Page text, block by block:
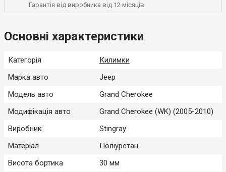
Гарантія від виробника від 12 місяців
Основні характеристики
Категорія
Килимки
Марка авто
Jeep
Модель авто
Grand Cherokee
Модифікація авто
Grand Cherokee (WK) (2005-2010)
Виробник
Stingray
Матеріал
Поліуретан
Висота бортика
30 мм